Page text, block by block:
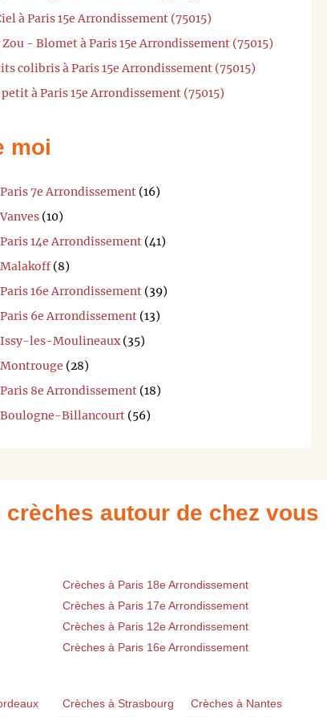
à Paris 15e Arrondissement (75015)
- Blomet à Paris 15e Arrondissement (75015)
colibris à Paris 15e Arrondissement (75015)
à Paris 15e Arrondissement (75015)
moi
7e Arrondissement (16)
(10)
14e Arrondissement (41)
Malakoff(8)
16e Arrondissement (39)
6e Arrondissement (13)
Issy-les-Moulineaux(35)
(28)
8e Arrondissement (18)
Boulogne-Billancourt (56)
autour de chez vous
Crèches à Paris 18e Arrondissement
Crèches à Paris 17e Arrondissement
Crèches à Paris 12e Arrondissement
Crèches à Paris 16e Arrondissement
Crèches à Strasbourg
Crèches à Nantes